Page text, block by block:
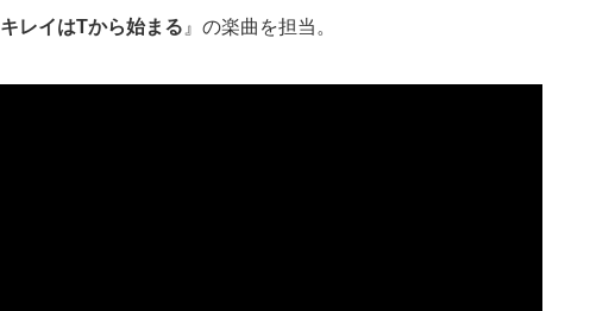
キレイはTから始まる 』の楽曲を担当。